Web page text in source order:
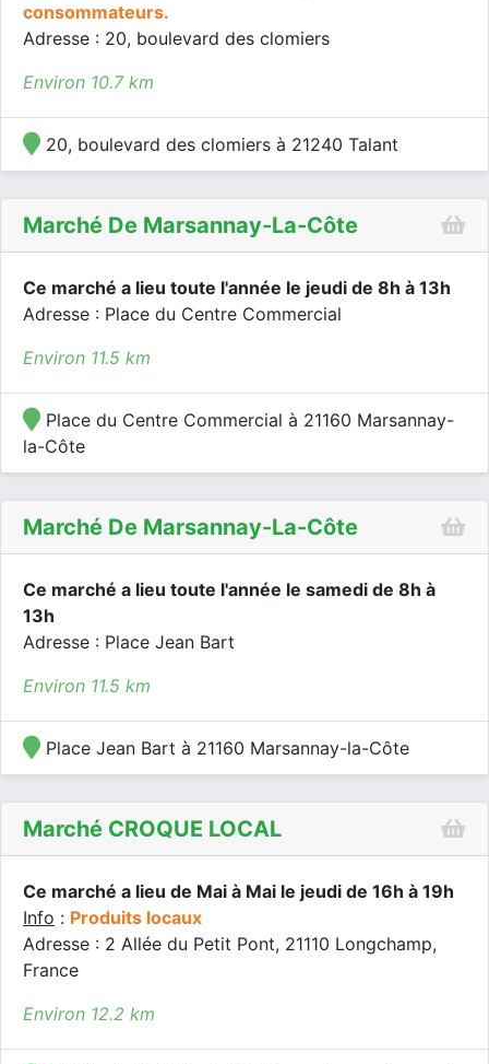
consommateurs.
Adresse : 20, boulevard des clomiers
Environ 10.7 km
20, boulevard des clomiers à 21240 Talant
Marché De Marsannay-La-Côte
Ce marché a lieu toute l'année le jeudi de 8h à 13h
Adresse : Place du Centre Commercial
Environ 11.5 km
Place du Centre Commercial à 21160 Marsannay-
la-Côte
Marché De Marsannay-La-Côte
Ce marché a lieu toute l'année le samedi de 8h à
13h
Adresse : Place Jean Bart
Environ 11.5 km
Place Jean Bart à 21160 Marsannay-la-Côte
Marché CROQUE LOCAL
Ce marché a lieu de Mai à Mai le jeudi de 16h à 19h
Info : Produits locaux
Adresse : 2 Allée du Petit Pont, 21110 Longchamp,
France
Environ 12.2 km